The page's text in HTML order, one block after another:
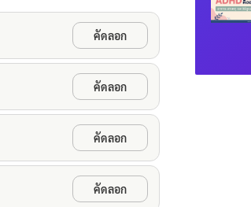
คัดลอก
คัดลอก
คัดลอก
คัดลอก